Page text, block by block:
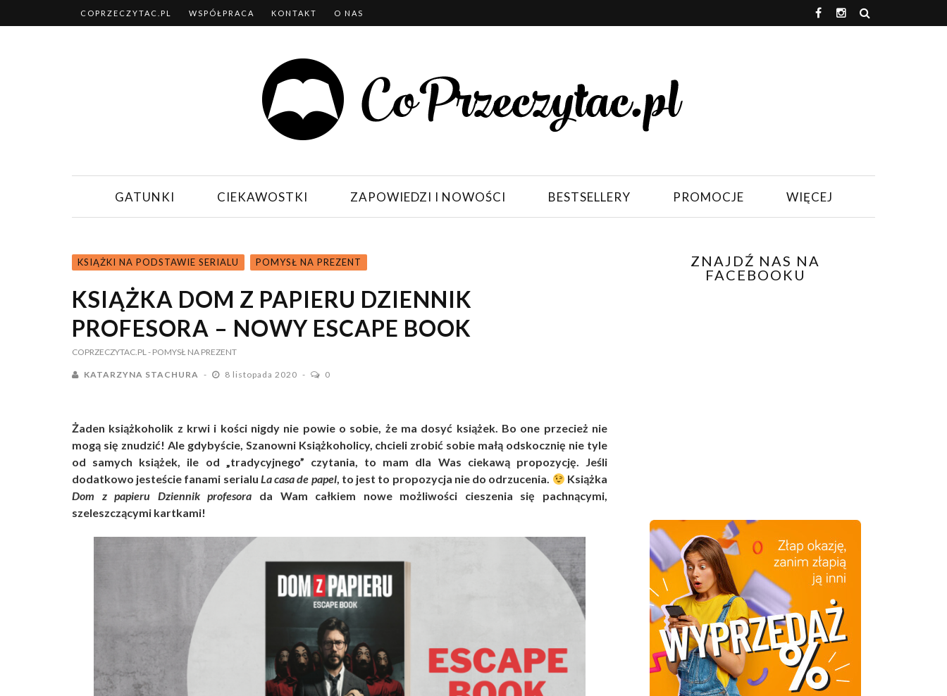
COPRZECZYTAC.PL WSPÓŁPRACA KONTAKT O NAS
GATUNKI CIEKAWOSTKI ZAPOWIEDZI I NOWOŚCI BESTSELLERY PROMOCJE WIĘCEJ
KSIĄŻKI NA PODSTAWIE SERIALU POMYSŁ NA PREZENT
KSIĄŻKA DOM Z PAPIERU DZIENNIK
PROFESORA – NOWY ESCAPE BOOK
COPRZECZYTAC.PL- POMYSŁ NA PREZENT
KATARZYNA STACHURA 8 listopada 2020 0
Żaden książkoholik z krwi i kości nigdy nie powie o sobie, że ma dosyć książek. Bo one przecież nie
mogą się znudzić! Ale gdybyście, Szanowni Książkoholicy, chcieli zrobić sobie małą odskocznię nie tyle
od samych książek, ile od „tradycyjnego” czytania, to mam dla Was ciekawą propozycję. Jeśli
dodatkowo jesteście fanami serialu La casa de papel, to jest to propozycja nie do odrzucenia.
Książka
Dom z papieru Dziennik profesora da Wam całkiem nowe możliwości cieszenia się pachnącymi,
szeleszczącymi kartkami!
ZNAJDŹ NAS NA
FACEBOOKU